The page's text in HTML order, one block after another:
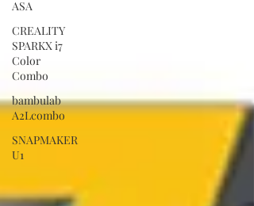
ASA
CREALITY
SPARKX i7
Color
Combo
bambulab
A2Lcombo
SNAPMAKER
U1